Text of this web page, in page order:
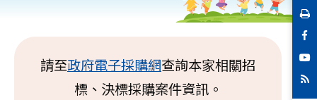
請至政府電子採購網查詢本家相關招
標、決標採購案件資訊。